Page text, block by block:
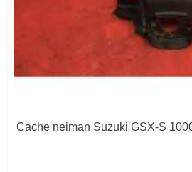
Cache neiman Suzuki GSX-S